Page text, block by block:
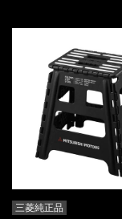
三菱純正品